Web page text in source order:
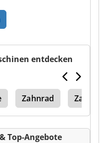
entdecken
Zahnrad
Top-Angebote